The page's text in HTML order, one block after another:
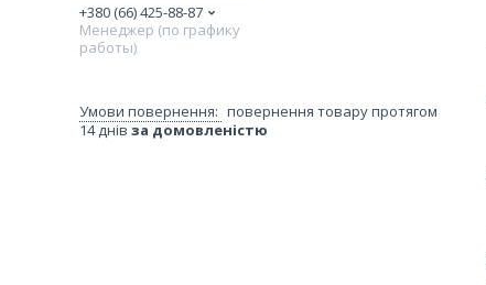
+380 (66) 425-88-87
Менеджер (по графику
работы)
повернення товару протягом
14 днів за домовленістю